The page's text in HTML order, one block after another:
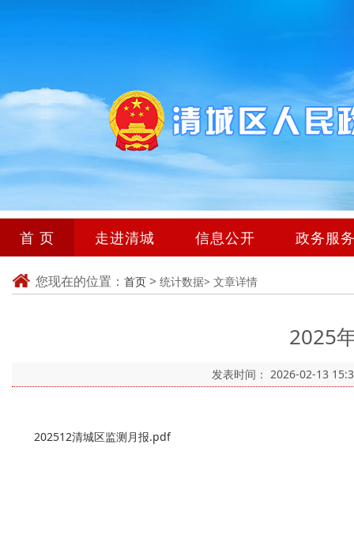
首 页 走进清城 信息公开 政务服
您现在的位置： 首页 > 统计数据> 文章详情
2025
发表时间： 2026-02-13
202512清城区监测月报.pdf